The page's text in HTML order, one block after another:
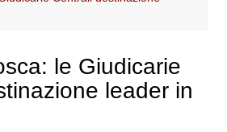
le Giudicarie
leader in